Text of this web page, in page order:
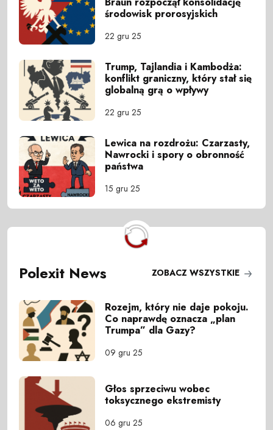
środowisk prorosyjskich
22 gru 25
Trump, Tajlandia i Kambodża:
konflikt graniczny, który stał się
globalną grą o wpływy
22 gru 25
Lewica na rozdrożu: Czarzasty,
Nawrocki i spory o obronność
państwa
15 gru 25
Polexit News ZOBACZ WSZYSTKIE
Rozejm, który nie daje pokoju.
Co naprawdę oznacza „plan
Trumpa” dla Gazy?
09 gru 25
Głos sprzeciwu wobec
toksycznego ekstremisty
06 gru 25